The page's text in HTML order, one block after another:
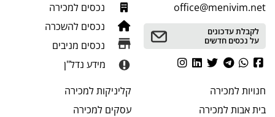
office@menivim.net
לקבלת עדכונים
על נכסים חדשים
נכסים למכירה
נכסים להשכרה
נכסים מניבים
מידע נדל"ן
חנויותלמכירה
בית אבותלמכירה
קליניקותלמכירה
עסקים למכירה